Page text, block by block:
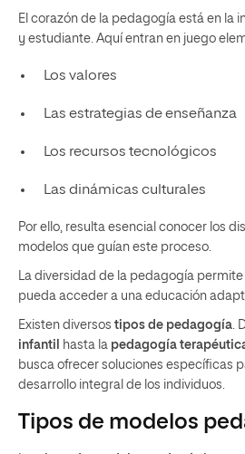
El corazón de la pedagogía está en la
y estudiante. Aquí entran en juego
Los valores
Las estrategias de enseñanza
Los recursos tecnológicos
Las dinámicas culturales
Por ello, resulta esencial conocer los
modelos que guían este proceso.
La diversidad de la pedagogía
pueda acceder a una educación
Existen diversos tipos de pedagogía .
infantil
hasta la pedagogía
busca ofrecer soluciones específicas
desarrollo integral de los individuos.
Tipos de modelos